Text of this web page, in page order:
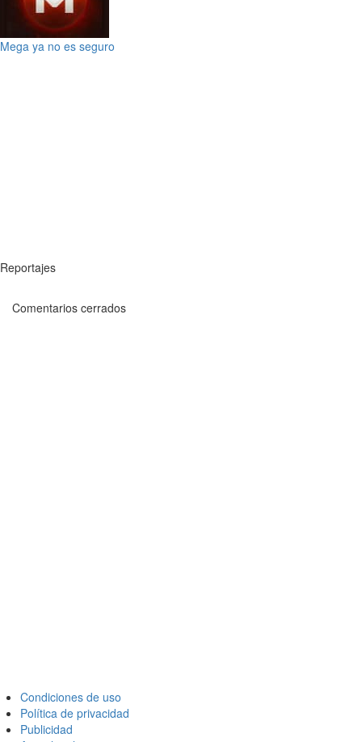
Mega ya no es seguro
Reportajes
Comentarios cerrados
Condiciones de uso
Política de privacidad
Publicidad